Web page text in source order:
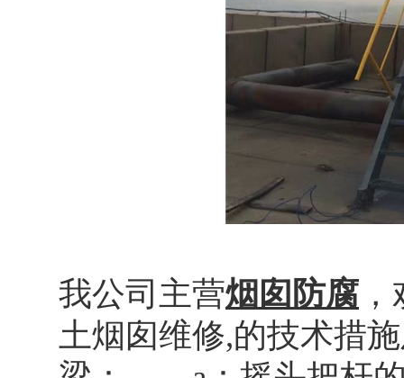
我公司主营烟囱防腐
土烟囱维修,的技术